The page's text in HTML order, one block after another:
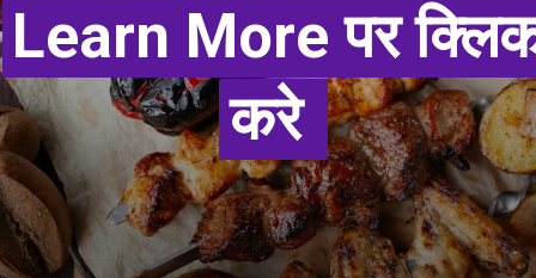
Learn More पर
करे
Learn More पर
करे